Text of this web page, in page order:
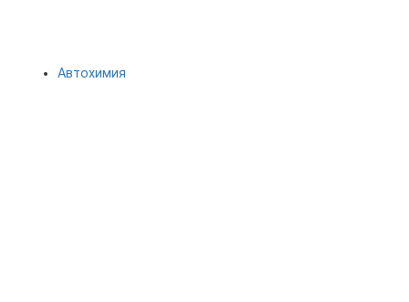
Автохимия